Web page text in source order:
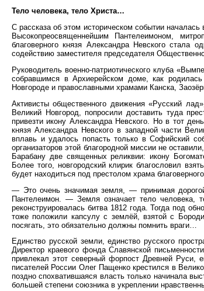
Тело человека, тело Христа…
С рассказа об этом историческом событии
Высокопреосвященнейшим Пантелеимоном,
благоверного князя Александра Невского стала
содействию заместителя председателя
Руководитель военно-патриотического клуба
собравшимся в Архиерейском доме, как
Новгороде и православными храмами Канска,
Активисты общественного движения «Русский
Великий Новгород, попросили доставить туда
привезти икону Александра Невского. Но в тот
князя Александра Невского в западной части
вплавь и удалось попасть только в Софийский
организаторов этой благородной миссии не
Барабану две священных реликвии: икону
Более того, новгородский клирик благословил
будет находиться под престолом храма
— Это очень значимая земля, — принимая дорогой
Пантелеимон. — Земля означает тело человека,
реконструировалась битва 1812 года. Тогда под
тоже положили капсулу с землёй, взятой с
посягать, это обязательно должны помнить враги…
Единство русской земли, единство русского
Директор краевого фонда Славянской
привлекал этот северный форпост Древней Руси,
писателей России Олег Пащенко крестился в
поздно спохватившаяся власть только начинала
большей степени союзника в укреплении